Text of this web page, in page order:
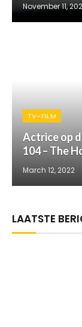
November 11,
TV-FILM
Actrice op
104 – The
March 12, 2022
LAATSTE